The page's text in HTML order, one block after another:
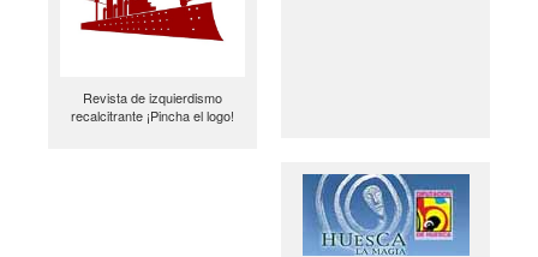
Revista de izquierdismo
recalcitrante ¡Pincha el logo!